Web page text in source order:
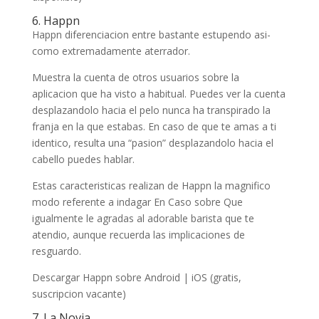
6. Happn
Happn diferenciacion entre bastante estupendo asi­
como extremadamente aterrador.
Muestra la cuenta de otros usuarios sobre la
aplicacion que ha visto a habitual. Puedes ver la cuenta
desplazandolo hacia el pelo nunca ha transpirado la
franja en la que estabas. En caso de que te amas a ti
identico, resulta una “pasion” desplazandolo hacia el
cabello puedes hablar.
Estas caracteristicas realizan de Happn la magnifico
modo referente a indagar En Caso sobre Que
igualmente le agradas al adorable barista que te
atendio, aunque recuerda las implicaciones de
resguardo.
Descargar Happn sobre Android | iOS (gratis,
suscripcion vacante)